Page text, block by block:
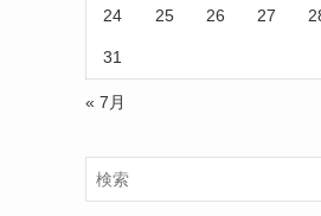
24 25 26 27
31
« 7月